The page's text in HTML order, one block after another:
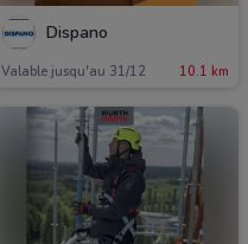
Dispano
Valable jusqu'au 31/12 10.1 km